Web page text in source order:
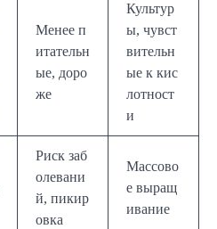
Менее п
итательн
ые, доро
же
Культур
ы, чувст
вительн
ые к кис
лотност
и
Риск заб
олевани
й, пикир
овка
Массово
е выращ
ивание